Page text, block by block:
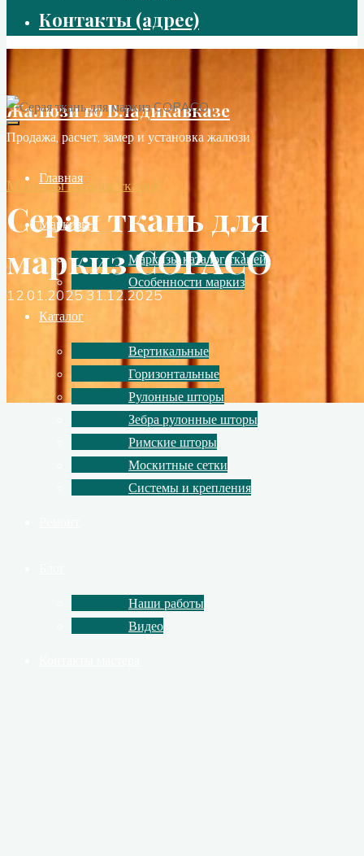
Контакты (адрес)
Жалюзи во Владикавказе
Продажа, расчет, замер и установка жалюзи
Главная
Маркизы
Маркизы каталог тканей
Особенности маркиз
Каталог
Вертикальные
Горизонтальные
Рулонные шторы
Зебра рулонные шторы
Римские шторы
Москитные сетки
Системы и крепления
Наши работы
Видео
Маркизы каталог тканей
Серая ткань для
маркиз COPACO
12.01.202531.12.2025